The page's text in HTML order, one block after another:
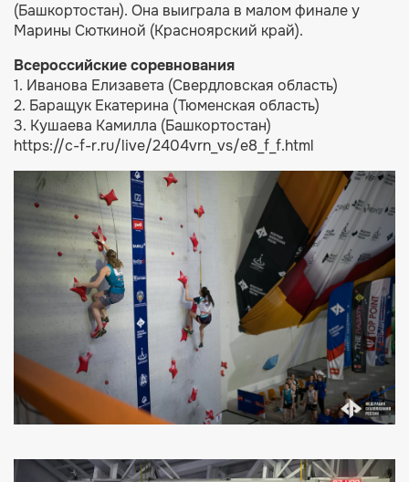
(Башкортостан). Она выиграла в малом финале у
Марины Сюткиной (Красноярский край).
Всероссийские соревнования
1. Иванова Елизавета (Свердловская область)
2. Баращук Екатерина (Тюменская область)
3. Кушаева Камилла (Башкортостан)
https://c-f-r.ru/live/2404vrn_vs/e8_f_f.html